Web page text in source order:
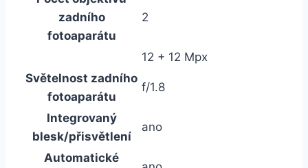
zadního
fotoaparátu
2
12 + 12 Mpx
Světelnost zadního
fotoaparátu
f/1.8
Integrovaný
blesk/přisvětlení
ano
Automatické